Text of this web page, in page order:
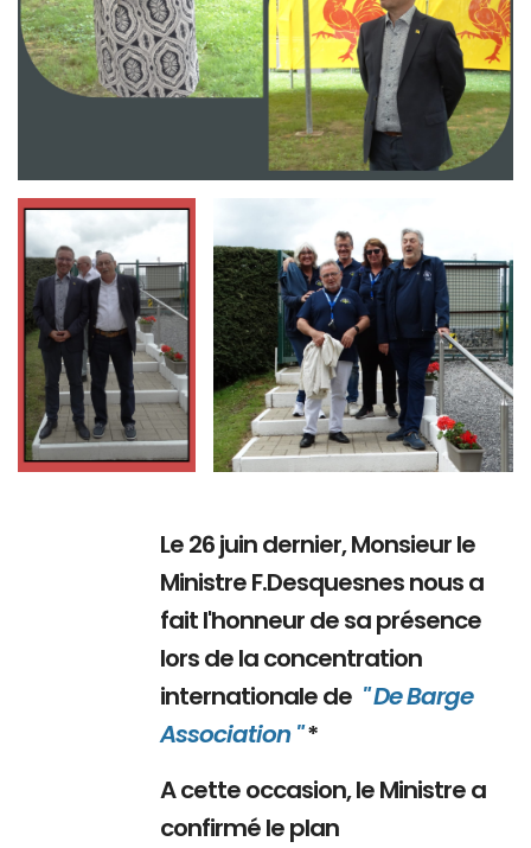
Branding
ARMCHAIR ARMCHAIR
Le 26 juin dernier, Monsieur le
Ministre F.Desquesnes nous a
fait l'honneur de sa présence
lors de la concentration
internationale de " De Barge
Association "*
A cette occasion, le Ministre a
confirmé le plan